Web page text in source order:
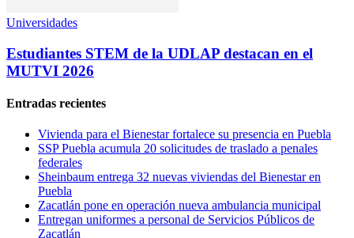
Universidades
Estudiantes STEM de la UDLAP destacan en el
MUTVI 2026
Entradas recientes
Vivienda para el Bienestar fortalece su presencia en Puebla
SSP Puebla acumula 20 solicitudes de traslado a penales
federales
Sheinbaum entrega 32 nuevas viviendas del Bienestar en
Puebla
Zacatlán pone en operación nueva ambulancia municipal
Entregan uniformes a personal de Servicios Públicos de
Zacatlán